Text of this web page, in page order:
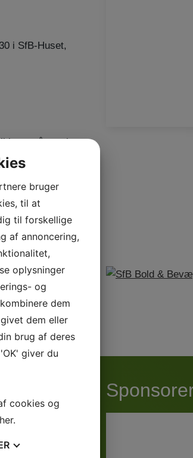
i SfB-Huset,
have på resultat
bruger
til at
til forskellige
af annoncering,
oplysninger
og
dem
dem eller
brug af deres
giver du
cookies og
her.